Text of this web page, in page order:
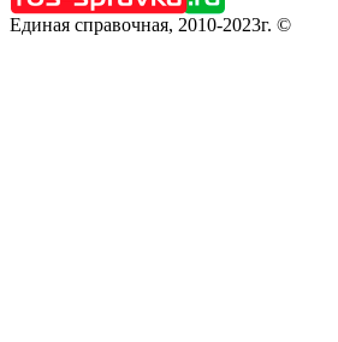
Единая справочная, 2010-2023г. ©